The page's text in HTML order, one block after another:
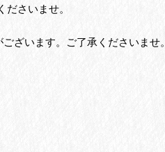
さいませ。
ざいます。ご了承くださいませ。